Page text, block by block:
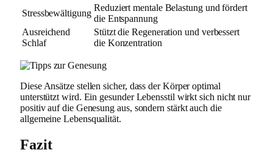
Stressbewältigung
Reduziert mentale Belastung und fördert
die Entspannung
Ausreichend
Schlaf
Stützt die Regeneration und verbessert
die Konzentration
Diese Ansätze stellen sicher, dass der Körper optimal
unterstützt wird. Ein gesunder Lebensstil wirkt sich nicht nur
positiv auf die Genesung aus, sondern stärkt auch die
allgemeine Lebensqualität.
Fazit